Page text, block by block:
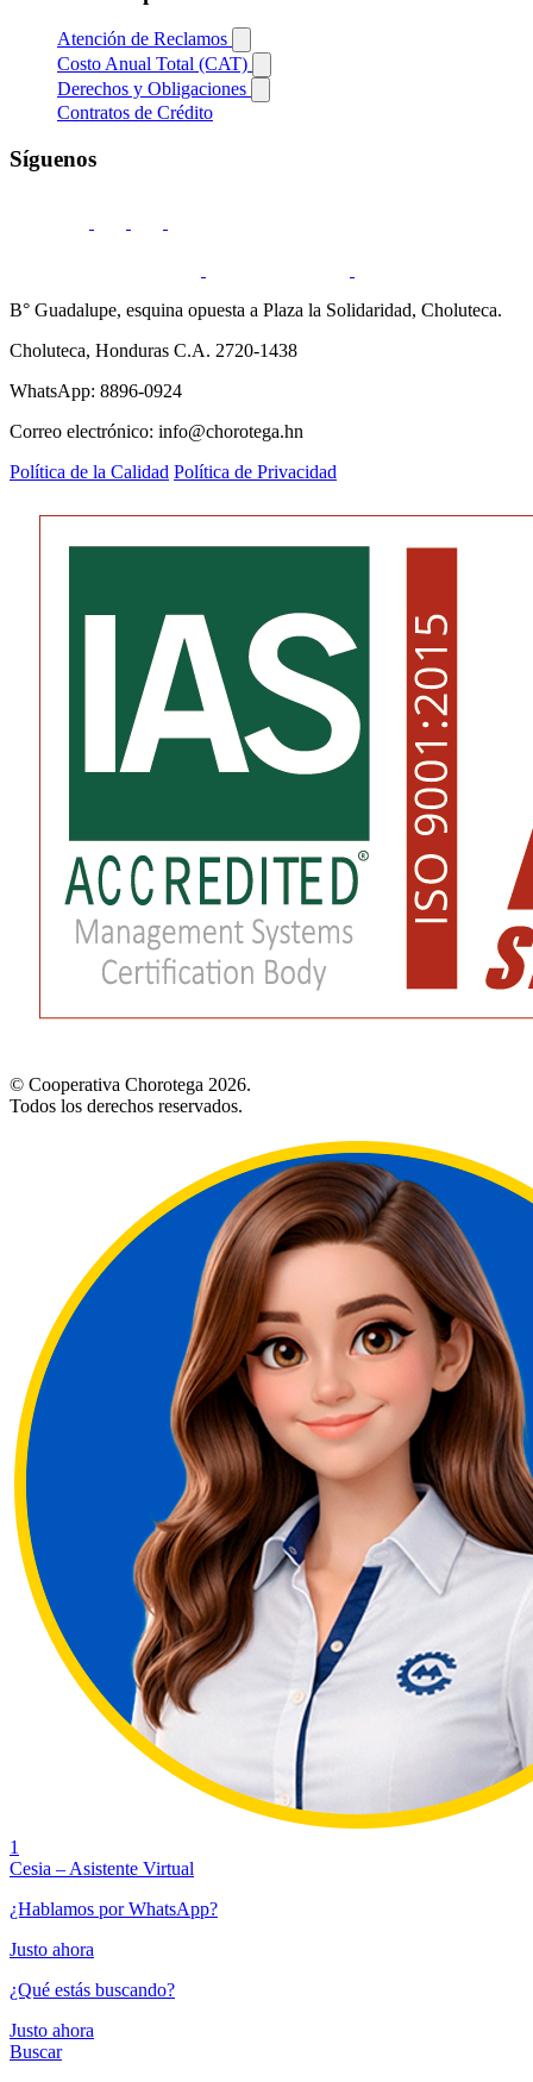
Atención de Reclamos
Costo Anual Total (CAT)
Derechos y Obligaciones
Contratos de Crédito
Síguenos
B° Guadalupe, esquina opuesta a Plaza la Solidaridad, Choluteca.
Choluteca, Honduras C.A. 2720-1438
WhatsApp: 8896-0924
Correo electrónico: info@chorotega.hn
Política de la Calidad Política de Privacidad
© Cooperativa Chorotega 2026.
Todos los derechos reservados.
1
Cesia – Asistente Virtual
¿Hablamos por WhatsApp?
Justo ahora
¿Qué estás buscando?
Justo ahora
Buscar